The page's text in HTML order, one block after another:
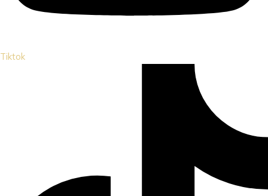
Tiktok